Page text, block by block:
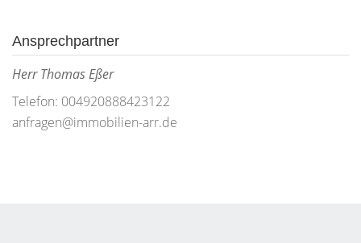
Ansprechpartner
Herr Thomas Eßer
Telefon: 004920888423122
anfragen@immobilien-arr.de